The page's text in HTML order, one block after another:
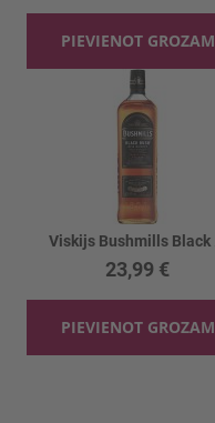
PIEVIENOT GROZAM
23,99 €
PIEVIENOT GROZAM